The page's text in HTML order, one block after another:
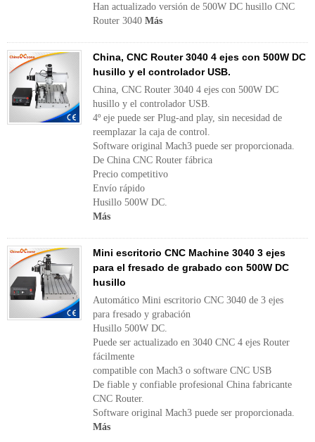
Han actualizado versión de 500W DC husillo CNC
Router 3040 Más
China, CNC Router 3040 4 ejes con 500W DC
husillo y el controlador USB.
China, CNC Router 3040 4 ejes con 500W DC
husillo y el controlador USB.
4º eje puede ser Plug-and play, sin necesidad de
reemplazar la caja de control.
Software original Mach3 puede ser proporcionada.
De China CNC Router fábrica
Precio competitivo
Envío rápido
Husillo 500W DC.
Más
Mini escritorio CNC Machine 3040 3 ejes
para el fresado de grabado con 500W DC
husillo
Automático Mini escritorio CNC 3040 de 3 ejes
para fresado y grabación
Husillo 500W DC.
Puede ser actualizado en 3040 CNC 4 ejes Router
fácilmente
compatible con Mach3 o software CNC USB
De fiable y confiable profesional China fabricante
CNC Router.
Software original Mach3 puede ser proporcionada.
Más